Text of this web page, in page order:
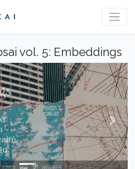
vol. 5: Embeddings
Next